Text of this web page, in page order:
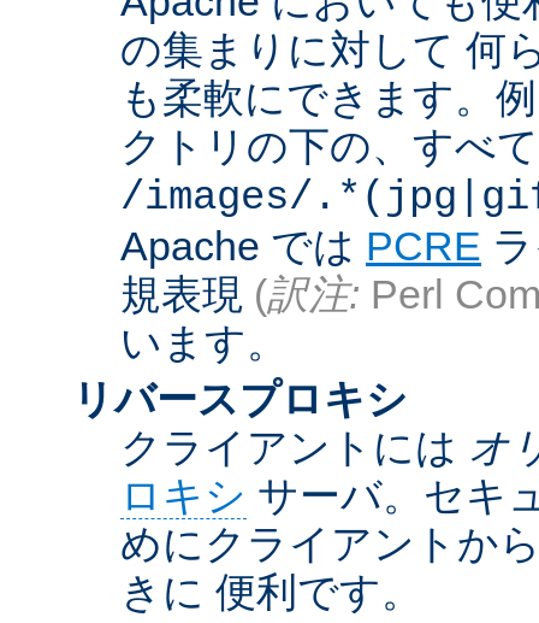
の集まりに対して 何
も柔軟にできます。
クトリの下の、すべ
/images/
Apache では PCRE
規表現 (訳注: Perl
います。
リバースプロキシ
クライアントには オ
ロキシ サーバ。セキ
めにクライアントか
きに 便利です。